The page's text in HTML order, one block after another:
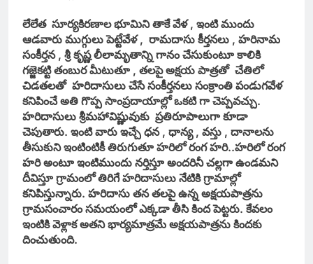
లేలేత సూర్యకిరణాల భూమిని తాకే వేళ , ఇంటి ముందు
ఆడవారు ముగ్గులు పెట్టేవేళ , రామదాసు కీర్తనలు , హరినామ
సంకీర్తన , శ్రీ కృష్ణ లీలామృతాన్ని గానం చేసుకుంటూ కాలికి
గజ్జెకట్టి తంబుర మీటుతూ , తలపై అక్షయ పాత్రతో చేతిలో
చిడతలతో హరిదాసులు చేసే సంకీర్తనలు సంక్రాంతి పండుగవేళ
కనిపించే అతి గొప్ప సాంప్రదాయాల్లో ఒకటి గా చెప్పవచ్చు.
హరిదాసులు శ్రీమహావిష్ణువుకు ప్రతిరూపాలుగా కూడా
చెపుతారు. ఇంటి వారు ఇచ్చే ధన , ధాన్య , వస్తు , దానాలను
తీసుకుని ఇంటింటికీ తిరుగుతూ హరిలో రంగ హరి..హరిలో రంగ
హరి అంటూ ఇంటిముందు నర్తిస్తూ అందరినీ చల్లగా ఉండమని
దీవిస్తూ గ్రామంలో తిరిగే హరిదాసులు నేటికి గ్రామాల్లో
కనిపిస్తున్నారు. హరిదాసు తన తలపై ఉన్న అక్షయపాత్రను
గ్రామసంచారం సమయంలో ఎక్కడా తీసి కింద పెట్టరు. కేవలం
ఇంటికి వెళ్లాక అతని భార్యమాత్రమే అక్షయపాత్రను కిందకు
దించుతుంది.